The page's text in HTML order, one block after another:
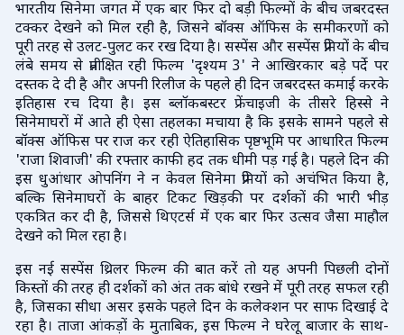
भारतीय सिनेमा जगत में एक बार फिर दो बड़ी फिल्मों के बीच जबरदस्त
टक्कर देखने को मिल रही है, जिसने बॉक्स ऑफिस के समीकरणों को
पूरी तरह से उलट-पुलट कर रख दिया है। सस्पेंस और सस्पेंस प्रेमियों के बीच
लंबे समय से प्रतीक्षित रही फिल्म 'दृश्यम 3' ने आखिरकार बड़े पर्दे पर
दस्तक दे दी है और अपनी रिलीज के पहले ही दिन जबरदस्त कमाई करके
इतिहास रच दिया है। इस ब्लॉकबस्टर फ्रेंचाइजी के तीसरे हिस्से ने
सिनेमाघरों में आते ही ऐसा तहलका मचाया है कि इसके सामने पहले से
बॉक्स ऑफिस पर राज कर रही ऐतिहासिक पृष्ठभूमि पर आधारित फिल्म
'राजा शिवाजी' की रफ्तार काफी हद तक धीमी पड़ गई है। पहले दिन की
इस धुआंधार ओपनिंग ने न केवल सिनेमा प्रेमियों को अचंभित किया है,
बल्कि सिनेमाघरों के बाहर टिकट खिड़की पर दर्शकों की भारी भीड़
एकत्रित कर दी है, जिससे थिएटर्स में एक बार फिर उत्सव जैसा माहौल
देखने को मिल रहा है।
इस नई सस्पेंस थ्रिलर फिल्म की बात करें तो यह अपनी पिछली दोनों
किस्तों की तरह ही दर्शकों को अंत तक बांधे रखने में पूरी तरह सफल रही
है, जिसका सीधा असर इसके पहले दिन के कलेक्शन पर साफ दिखाई दे
रहा है। ताजा आंकड़ों के मुताबिक, इस फिल्म ने घरेलू बाजार के साथ-